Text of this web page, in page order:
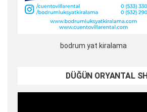
bodrum yat kiralama
DÜĞÜN ORYANTAL